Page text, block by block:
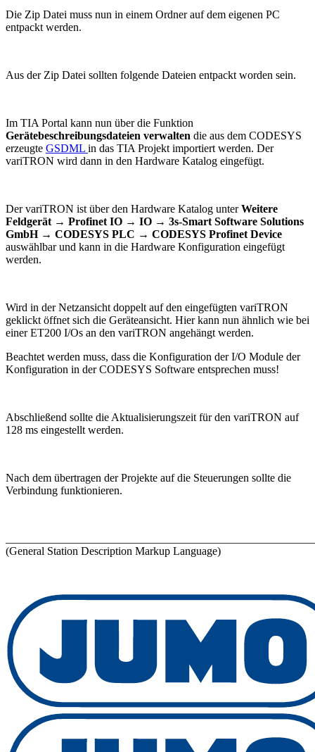
Die Zip Datei muss nun in einem Ordner auf dem eigenen PC
entpackt werden.
Aus der Zip Datei sollten folgende Dateien entpackt worden sein.
Im TIA Portal kann nun über die Funktion
Gerätebeschreibungsdateien verwalten die aus dem CODESYS
erzeugte GSDML in das TIA Projekt importiert werden. Der
variTRON wird dann in den Hardware Katalog eingefügt.
Der variTRON ist über den Hardware Katalog unterWeitere
Feldgerät → Profinet IO → IO → 3s-Smart Software Solutions
GmbH→ CODESYS PLC → CODESYS Profinet Device
auswählbar und kann in die Hardware Konfiguration eingefügt
werden.
Wird in der Netzansicht doppelt auf den eingefügten variTRON
geklickt öffnet sich die Geräteansicht. Hier kann nun ähnlich wie bei
einer ET200 I/Os an den variTRON angehängt werden.
Beachtet werden muss, dass die Konfiguration der I/O Module der
Konfiguration in der CODESYS Software entsprechen muss!
Abschließend sollte die Aktualisierungszeit für den variTRON auf
128 ms eingestellt werden.
Nach dem übertragen der Projekte auf die Steuerungen sollte die
Verbindung funktionieren.
(General Station Description Markup Language)